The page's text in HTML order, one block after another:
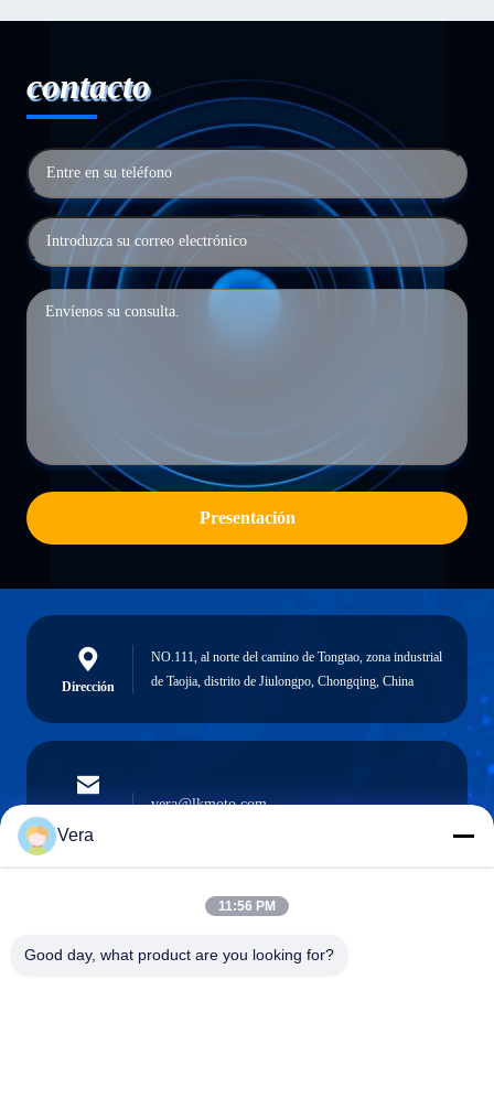
contacto
Presentación
Dirección
NO.111, al norte del camino de Tongtao, zona industrial
de Taojia, distrito de Jiulongpo, Chongqing, China
electrónico
vera@lkmoto.com
Teléfono
Vera
11:56 PM
Good day, what product are you looking for?